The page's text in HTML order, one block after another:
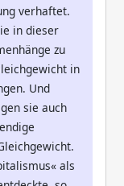
verhaftet.
in dieser
zu
in
Und
sie auch
als